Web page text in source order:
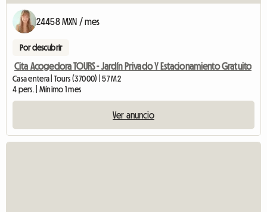
24458 MXN / mes
Por descubrir
Cita Acogedora TOURS - Jardín Privado Y Estacionamiento Gratuito
Casa entera | Tours (37000) | 57 M2
4 pers. | Mínimo 1 mes
Ver anuncio